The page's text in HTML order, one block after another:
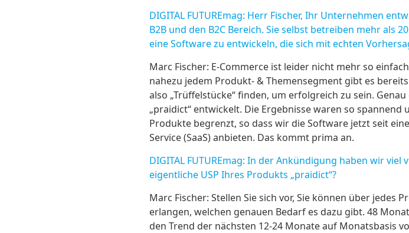
DIGITAL FUTUREmag: Herr Fischer, Ihr Unternehmen
B2B und den B2C Bereich. Sie selbst betreiben mehr als
eine Software zu entwickeln, die sich mit echten
Marc Fischer: E-Commerce ist leider nicht mehr so
nahezu jedem Produkt- & Themensegment gibt es
also „Trüffelstücke“ finden, um erfolgreich zu sein.
„praidict“ entwickelt. Die Ergebnisse waren so
Produkte begrenzt, so dass wir die Software jetzt seit
Service (SaaS) anbieten. Das kommt prima an.
DIGITAL FUTUREmag: In der Ankündigung haben wir
eigentliche USP Ihres Produkts „praidict“?
Marc Fischer: Stellen Sie sich vor, Sie können über jedes
erlangen, welchen genauen Bedarf es dazu gibt. 48
den Trend der nächsten 12-24 Monate auf Monatsbasis